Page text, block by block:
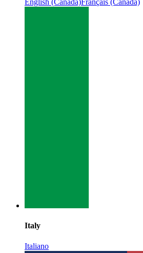
English (Canada)Français (Canada)
Italy
Italiano